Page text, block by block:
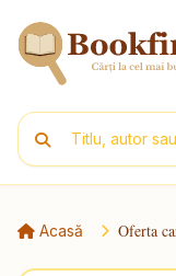
Acasă Oferta